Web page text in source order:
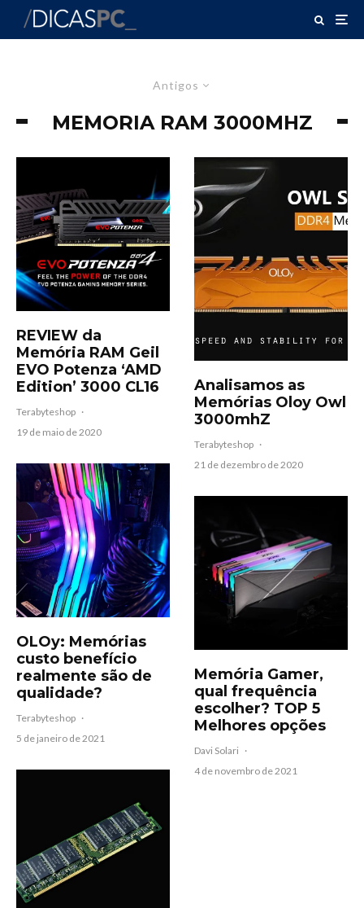
Antigos
MEMORIA RAM 3000MHZ
REVIEW da
Memória RAM Geil
EVO Potenza ‘AMD
Edition’ 3000 CL16
Terabyteshop ·
19 de maio de 2020
OLOy: Memórias
custo benefício
realmente são de
qualidade?
Terabyteshop ·
5 de janeiro de 2021
Analisamos as
Memórias Oloy Owl
3000mhZ
Terabyteshop ·
21 de dezembro de 2020
Memória Gamer,
qual frequência
escolher? TOP 5
Melhores opções
Davi Solari ·
4 de novembro de 2021